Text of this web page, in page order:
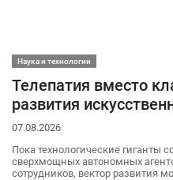
Наука и технологии
Телепатия вместо
развития
07.08.2026
Пока технологические гиганты
сверхмощных автономных
сотрудников, вектор развития